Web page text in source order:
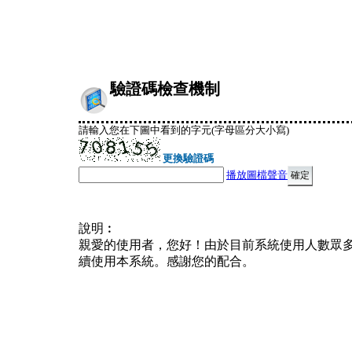
驗證碼檢查機制
請輸入您在下圖中看到的字元(字母區分大小寫)
更換驗證碼
播放圖檔聲音
說明︰
親愛的使用者，您好！由於目前系統使用人數眾
續使用本系統。感謝您的配合。